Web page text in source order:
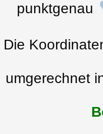
punktgenau
Die
umgerechnet